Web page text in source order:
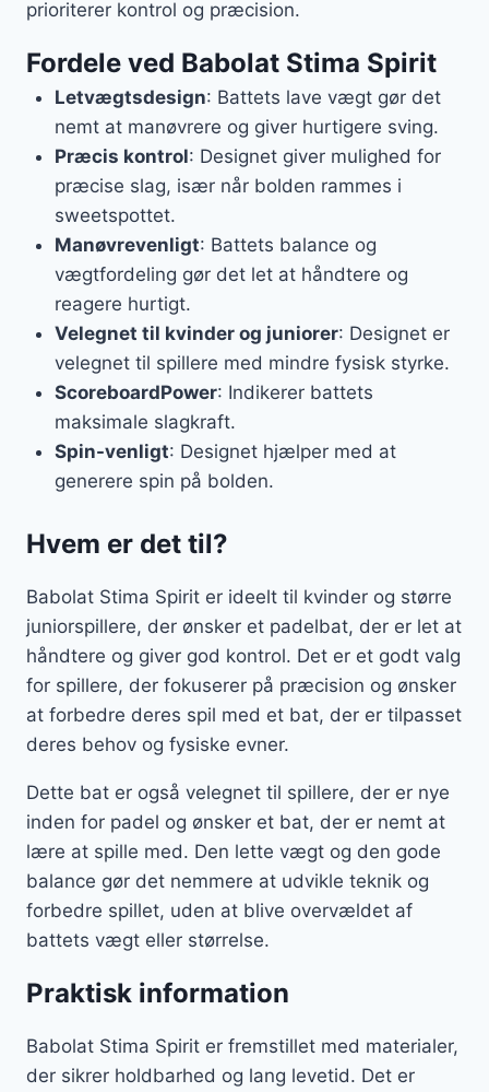
prioriterer kontrol og præcision.
Fordele ved Babolat Stima Spirit
Letvægtsdesign: Battets lave vægt gør det
nemt at manøvrere og giver hurtigere sving.
Præcis kontrol: Designet giver mulighed for
præcise slag, især når bolden rammes i
sweetspottet.
Manøvrevenligt: Battets balance og
vægtfordeling gør det let at håndtere og
reagere hurtigt.
Velegnet til kvinder og juniorer: Designet er
velegnet til spillere med mindre fysisk styrke.
ScoreboardPower: Indikerer battets
maksimale slagkraft.
Spin-venligt: Designet hjælper med at
generere spin på bolden.
Hvem er det til?
Babolat Stima Spirit er ideelt til kvinder og større
juniorspillere, der ønsker et padelbat, der er let at
håndtere og giver god kontrol. Det er et godt valg
for spillere, der fokuserer på præcision og ønsker
at forbedre deres spil med et bat, der er tilpasset
deres behov og fysiske evner.
Dette bat er også velegnet til spillere, der er nye
inden for padel og ønsker et bat, der er nemt at
lære at spille med. Den lette vægt og den gode
balance gør det nemmere at udvikle teknik og
forbedre spillet, uden at blive overvældet af
battets vægt eller størrelse.
Praktisk information
Babolat Stima Spirit er fremstillet med materialer,
der sikrer holdbarhed og lang levetid. Det er